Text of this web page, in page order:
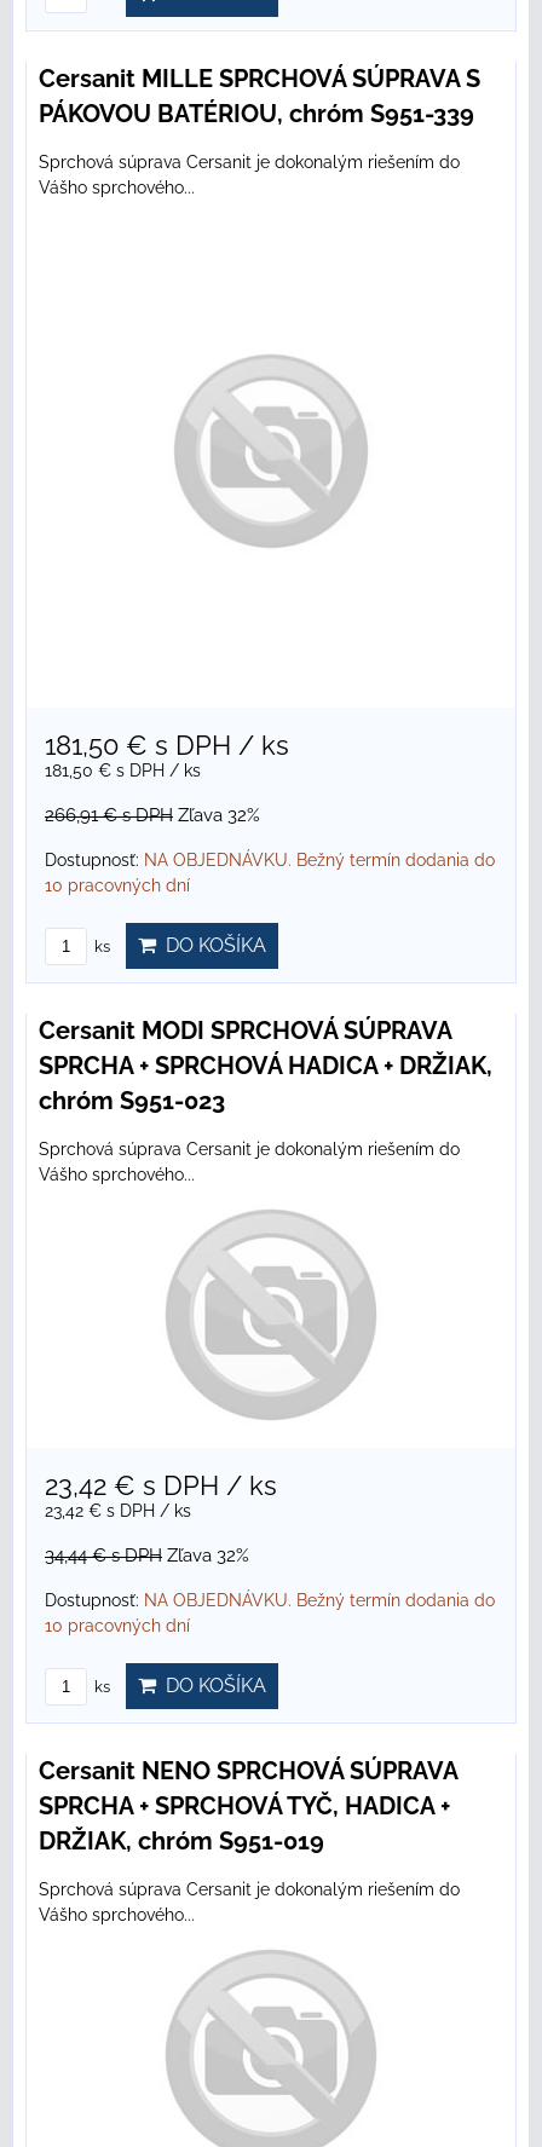
Cersanit MILLE SPRCHOVÁ SÚPRAVA S
PÁKOVOU BATÉRIOU, chróm S951-339
Sprchová súprava Cersanit je dokonalým riešením do
Vášho sprchového...
181,50 € s DPH / ks
181,50 € s DPH / ks
266,91 €s DPH Zľava 32%
Dostupnosť: NA OBJEDNÁVKU. Bežný termín dodania do
10 pracovných dní
ks DO KOŠÍKA
Cersanit MODI SPRCHOVÁ SÚPRAVA
SPRCHA + SPRCHOVÁ HADICA + DRŽIAK,
chróm S951-023
Sprchová súprava Cersanit je dokonalým riešením do
Vášho sprchového...
23,42 € s DPH / ks
23,42 € s DPH / ks
34,44 €s DPH Zľava 32%
Dostupnosť: NA OBJEDNÁVKU. Bežný termín dodania do
10 pracovných dní
ks DO KOŠÍKA
Cersanit NENO SPRCHOVÁ SÚPRAVA
SPRCHA + SPRCHOVÁ TYČ, HADICA +
DRŽIAK, chróm S951-019
Sprchová súprava Cersanit je dokonalým riešením do
Vášho sprchového...